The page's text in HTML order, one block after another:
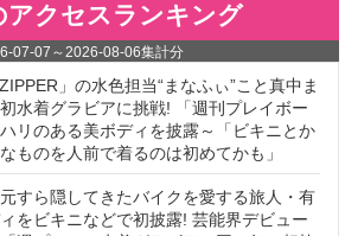
アクセスランキング
07-07 ～2026-08-06集計分
」の水色担当“まなふぃ”こと真中ま
水着グラビアに挑戦! 「週刊プレイボー
リのある美ボディを披露～「ビキニとか
ものを人前で着るのは初めてかも」
すら隠してきたバイクを愛する旅人・有
をビキニなどで初披露! 芸能界デビュー